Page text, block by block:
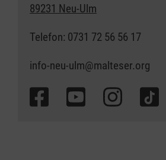
89231 Neu-Ulm
Telefon: 0731 72 56 56 17
info-neu-ulm@malteser.org